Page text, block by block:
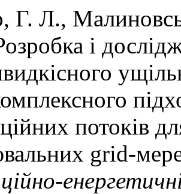
Г. Л.,
і
потоків
grid-